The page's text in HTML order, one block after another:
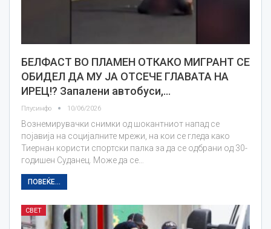
БЕЛФАСТ ВО ПЛАМЕН ОТКАКО МИГРАНТ СЕ
ОБИДЕЛ ДА МУ ЈА ОТСЕЧЕ ГЛАВАТА НА
ИРЕЦ!? Запалени автобуси,…
Плусинфо 10/06/2026
Вознемирувачки снимки од шокантниот напад се
појавија на социјалните мрежи, на кои се гледа како
Тиернан користи спортски палка за да се одбрани од 30-
годишен Суданец. Може да се…
ПОВЕЌЕ...
СВЕТ